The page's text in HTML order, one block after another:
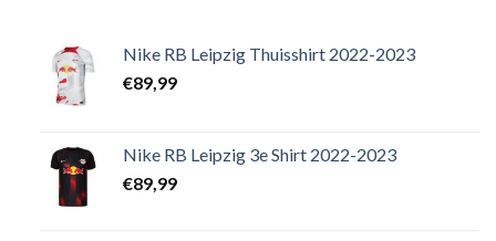
Nike RB Leipzig Thuisshirt 2022-2023
€89,99
Nike RB Leipzig 3e Shirt 2022-2023
€89,99